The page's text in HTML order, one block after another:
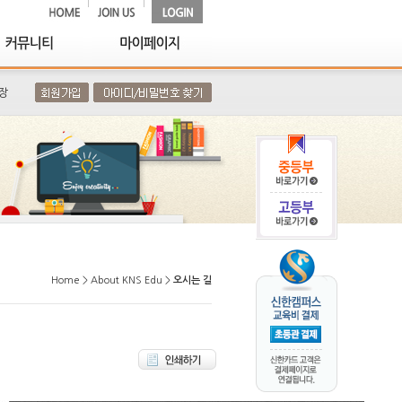
Home > About KNS Edu > 오시는 길